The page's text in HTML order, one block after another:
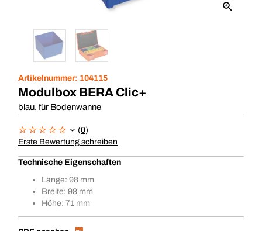
Artikelnummer: 104115
Modulbox BERA Clic+
blau, für Bodenwanne
(0)
Erste Bewertung schreiben
Technische Eigenschaften
Länge: 98 mm
Breite: 98 mm
Höhe: 71 mm